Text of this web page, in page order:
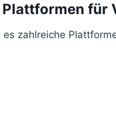
für
es zahlreiche